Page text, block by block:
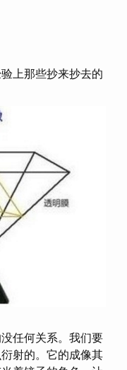
上那些抄来抄去的
任何关系。我们要
射的。它的成像其